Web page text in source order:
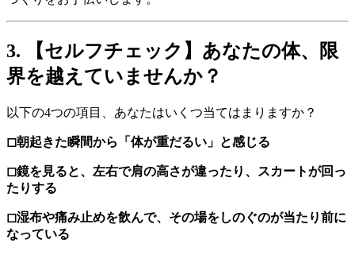
3. 【セルフチェック】あなたの体、限
界を越えていませんか？
以下の4つの項目、あなたはいくつ当てはまりますか？
◻︎朝起きた瞬間から「体が重だるい」と感じる
◻︎鏡を見ると、左右で肩の高さが違ったり、スカートが回っ
たりする
◻︎湿布や痛み止めを飲んで、その場をしのぐのが当たり前に
なっている